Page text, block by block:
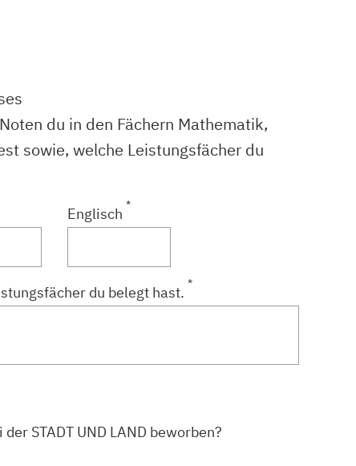
du in den Fächern Mathematik,
sowie, welche Leistungsfächer du
Englisch *
du belegt hast. *
STADT UND LAND beworben?